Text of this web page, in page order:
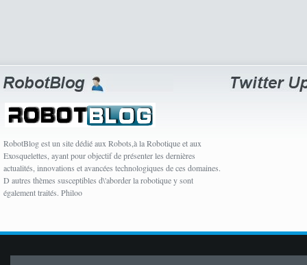
RobotBlog est un site dédié aux Robots,à la Robotique et aux
Exosquelettes, ayant pour objectif de présenter les dernières
actualités, innovations et avancées technologiques de ces domaines.
D autres thèmes susceptibles d\'aborder la robotique y sont
également traités. Philoo